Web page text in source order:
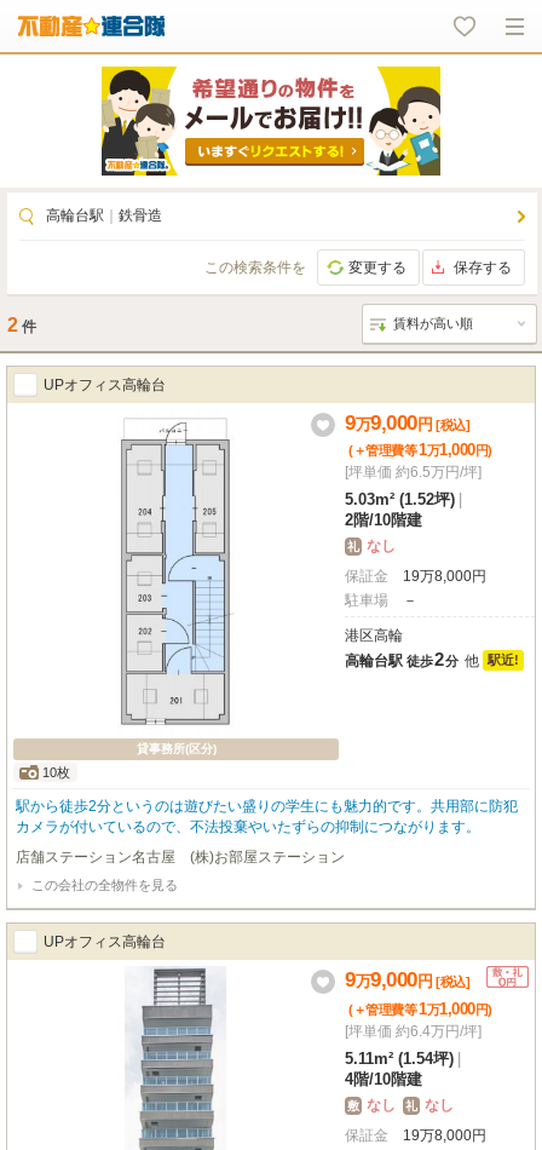
高輪台駅 鉄骨造
この検索条件を 変更する 保存する
2 件
UPオフィス高輪台
貸事務所(区分)
10枚
9万9,000円 [税込]
(＋管理費等1万1,000円)
[坪単価 約6.5万円/坪]
5.03m² (1.52坪)
2階/10階建
礼 なし
保証金
19万8,000円
駐車場
－
港区高輪
高輪台駅 徒歩2分 他 駅近!
駅から徒歩2分というのは遊びたい盛りの学生にも魅力的です。共用部に防犯
カメラが付いているので、不法投棄やいたずらの抑制につながります。
店舗ステーション名古屋 (株)お部屋ステーション
この会社の全物件を見る
UPオフィス高輪台
9万9,000円 [税込]
(＋管理費等1万1,000円)
[坪単価 約6.4万円/坪]
5.11m² (1.54坪)
4階/10階建
敷 なし 礼 なし
保証金
19万8,000円